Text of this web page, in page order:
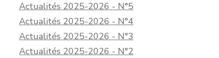
Actualités 2025-2026 - N°5
Actualités 2025-2026 - N°4
Actualités 2025-2026 - N°3
Actualités 2025-2026 - N°2